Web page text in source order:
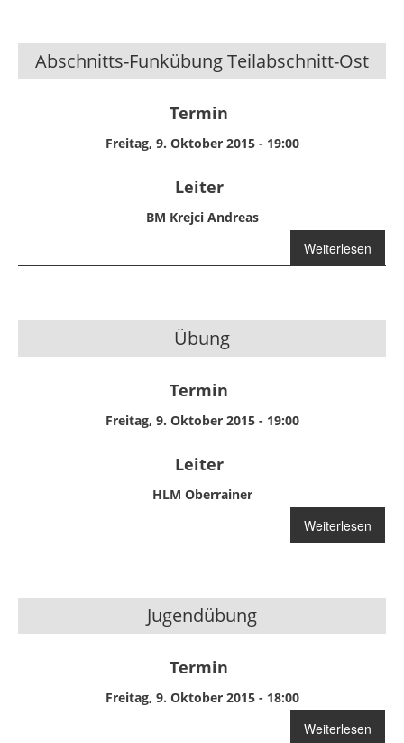
Abschnitts-Funkübung Teilabschnitt-Ost
Termin
Freitag, 9. Oktober 2015 - 19:00
Leiter
BM Krejci Andreas
Weiterlesen
über Abschnitts-
Funkübung
Übung
Termin
Freitag, 9. Oktober 2015 - 19:00
Leiter
HLM Oberrainer
Weiterlesen
über Übung
Jugendübung
Termin
Freitag, 9. Oktober 2015 - 18:00
Weiterlesen
über